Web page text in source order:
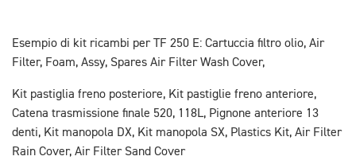
Esempio di kit ricambi per TF 250 E: Cartuccia filtro olio, Air
Filter, Foam, Assy, Spares Air Filter Wash Cover,
Kit pastiglia freno posteriore, Kit pastiglie freno anteriore,
Catena trasmissione finale 520, 118L, Pignone anteriore 13
denti, Kit manopola DX, Kit manopola SX, Plastics Kit, Air Filter
Rain Cover, Air Filter Sand Cover